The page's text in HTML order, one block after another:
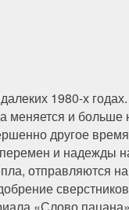
1980-х
и больше
другое
и надежды
отправляются
«Слово